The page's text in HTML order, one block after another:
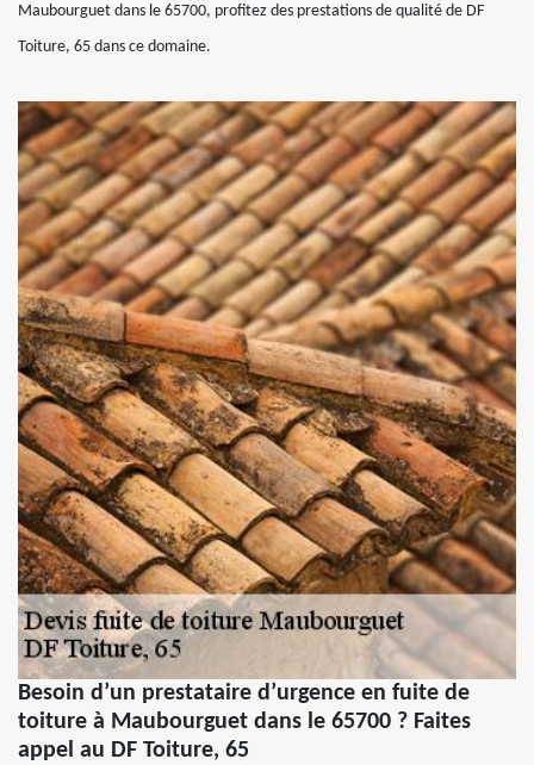
Maubourguet dans le 65700, profitez des prestations de qualité de DF
Toiture, 65 dans ce domaine.
Besoin d’un prestataire d’urgence en fuite de
toiture à Maubourguet dans le 65700 ? Faites
appel au DF Toiture, 65